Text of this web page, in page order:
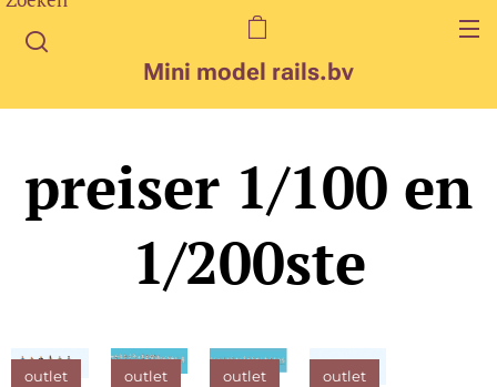
Mini model rails.bv
preiser 1/100 en
1/200ste
outlet outlet outlet outlet